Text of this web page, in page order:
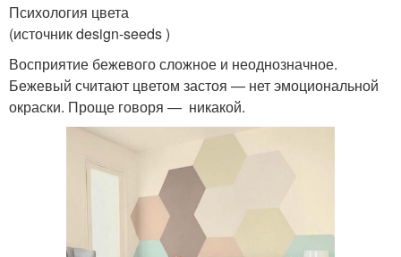
Психология цвета
(источник design-seeds )
Восприятие бежевого сложное и неоднозначное.
Бежевый считают цветом застоя — нет эмоциональной
окраски. Проще говоря — никакой.